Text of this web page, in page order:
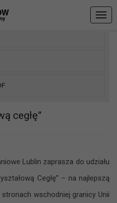
cegłę”
Lublin zaprasza do udziału
Cegłę” – na najlepszą
wschodniej granicy Unii